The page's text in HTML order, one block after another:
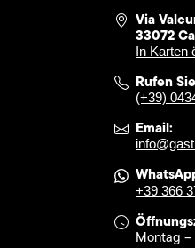
Via
33072
In Karten
Rufen
(+39)
Email:
+39 366
Montag –